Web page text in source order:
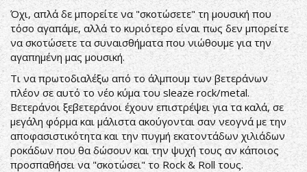
Όχι, απλά δε μπορείτε να "σκοτώσετε" τη μουσική που
τόσο αγαπάμε, αλλά το κυριότερο είναι πως δεν μπορείτε
να σκοτώσετε τα συναισθήματα που νιώθουμε για την
αγαπημένη μας μουσική.
Τι να πρωτοδιαλέξω από το άλμπουμ των βετεράνων
πλέον σε αυτό το νέο κύμα του sleaze rock/metal.
Βετεράνοι ξεβετεράνοι έχουν επιστρέψει για τα καλά, σε
μεγάλη φόρμα και μάλιστα ακούγονται σαν νεογνά με την
αποφασιστικότητα και την πυγμή εκατοντάδων χιλιάδων
ροκάδων που θα δώσουν και την ψυχή τους αν κάποιος
προσπαθήσει να "σκοτώσει" το Rock & Roll τους.